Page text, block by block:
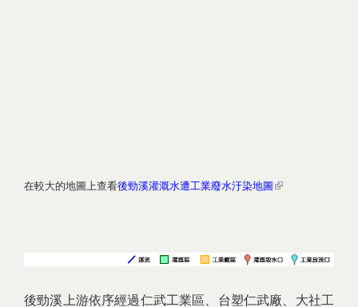
在較大的地圖上查看後勁溪灌溉水遭工業廢水汙染地圖 (link is
後勁溪上游依序經過仁武工業區、台塑仁武廠、大社工